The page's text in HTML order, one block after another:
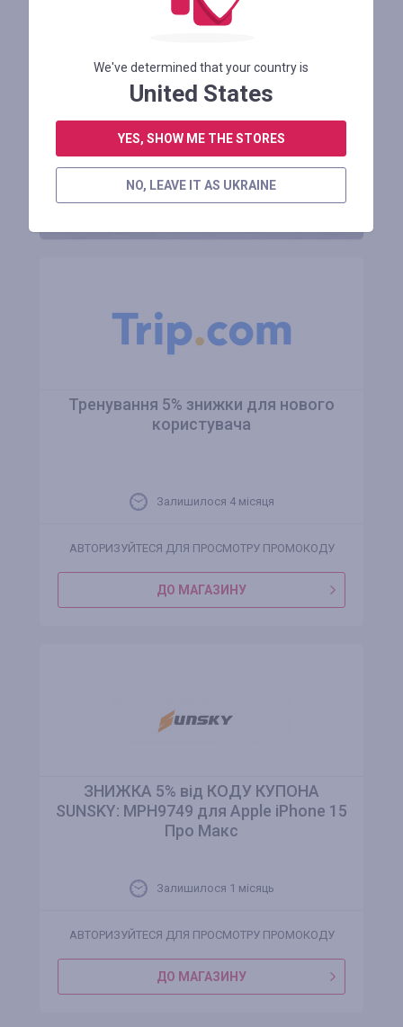
Ваша вигода
до 50%
ЗАРЕЄСТРУВАТИСЯ
Тренування 5% знижки для нового
користувача
Залишилося 4 місяця
АВТОРИЗУЙТЕСЯ ДЛЯ ПРОСМОТРУ ПРОМОКОДУ
ДО МАГАЗИНУ
ЗНИЖКА 5% від КОДУ КУПОНА
SUNSKY: MPH9749 для Apple iPhone 15
Про Макс
Залишилося 1 місяць
АВТОРИЗУЙТЕСЯ ДЛЯ ПРОСМОТРУ ПРОМОКОДУ
ДО МАГАЗИНУ
We've determined that your country is
United States
YES, SHOW ME THE STORES
NO, LEAVE IT AS UKRAINE